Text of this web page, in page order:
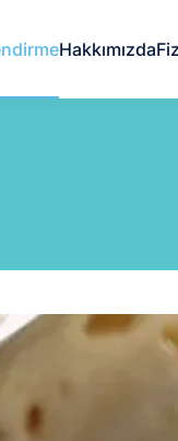
Hakkımızda